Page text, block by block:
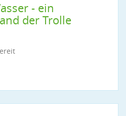
- ein
der Trolle